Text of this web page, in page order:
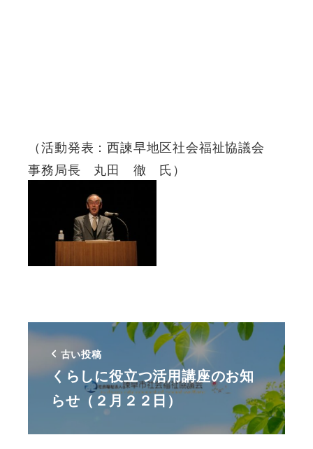
（活動発表：西諫早地区社会福祉協議会
事務局長 丸田 徹 氏）
古い投稿
くらしに役立つ活用講座のお知
らせ（２月２２日）